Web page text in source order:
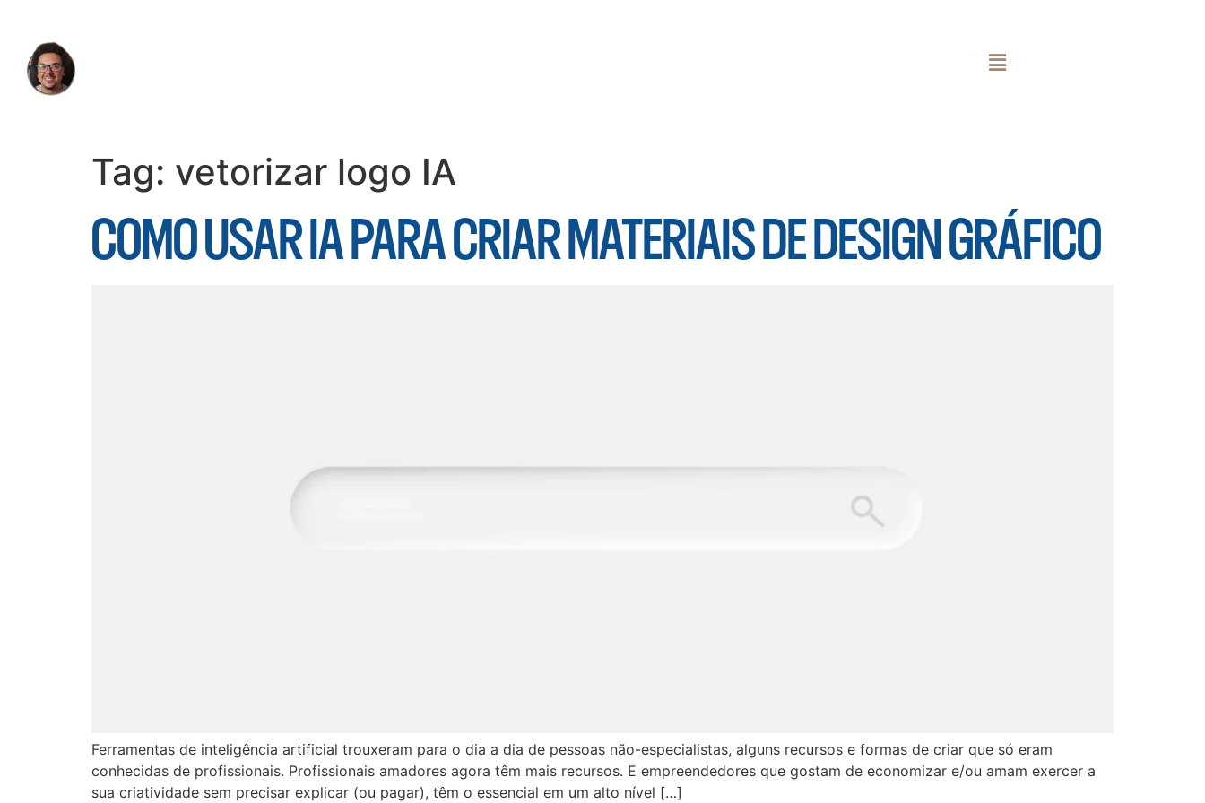
Tag: vetorizar logo IA
COMO USAR IA PARA CRIAR MATERIAIS DE DESIGN GRÁFICO
Ferramentas de inteligência artificial trouxeram para o dia a dia de pessoas não-especialistas, alguns recursos e formas de criar que só eram
conhecidas de profissionais. Profissionais amadores agora têm mais recursos. E empreendedores que gostam de economizar e/ou amam exercer a
sua criatividade sem precisar explicar (ou pagar), têm o essencial em um alto nível […]